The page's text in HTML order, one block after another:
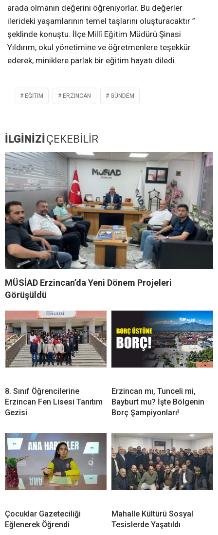
arada olmanın değerini öğreniyorlar. Bu değerler
ilerideki yaşamlarının temel taşlarını oluşturacaktır ”
şeklinde konuştu. İlçe Millî Eğitim Müdürü Şinasi
Yıldırım, okul yönetimine ve öğretmenlere teşekkür
ederek, miniklere parlak bir eğitim hayatı diledi.
EĞITIM ERZİNCAN GÜNDEM
İLGİNİZİÇEKEBİLİR
MÜSİAD Erzincan’da Yeni Dönem Projeleri
Görüşüldü
8. Sınıf Öğrencilerine
Erzincan Fen Lisesi Tanıtım
Gezisi
Erzincan mı, Tunceli mi,
Bayburt mu? İşte Bölgenin
Borç Şampiyonları!
Çocuklar Gazeteciliği
Eğlenerek Öğrendi
Mahalle Kültürü Sosyal
Tesislerde Yaşatıldı